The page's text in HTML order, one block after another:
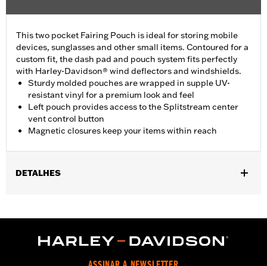
This two pocket Fairing Pouch is ideal for storing mobile
devices, sunglasses and other small items. Contoured for a
custom fit, the dash pad and pouch system fits perfectly
with Harley-Davidson® wind deflectors and windshields.
Sturdy molded pouches are wrapped in supple UV-
resistant vinyl for a premium look and feel
Left pouch provides access to the Splitstream center
vent control button
Magnetic closures keep your items within reach
DETALHES
FLTRXSE, '24-later FLTRX and FLTRXSTSE models.
Installation Instructions